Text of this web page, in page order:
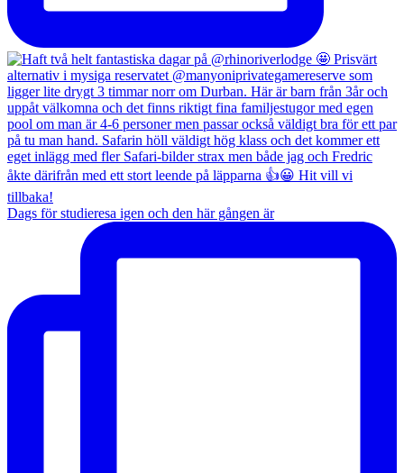
Dags för studieresa igen och den här gången är